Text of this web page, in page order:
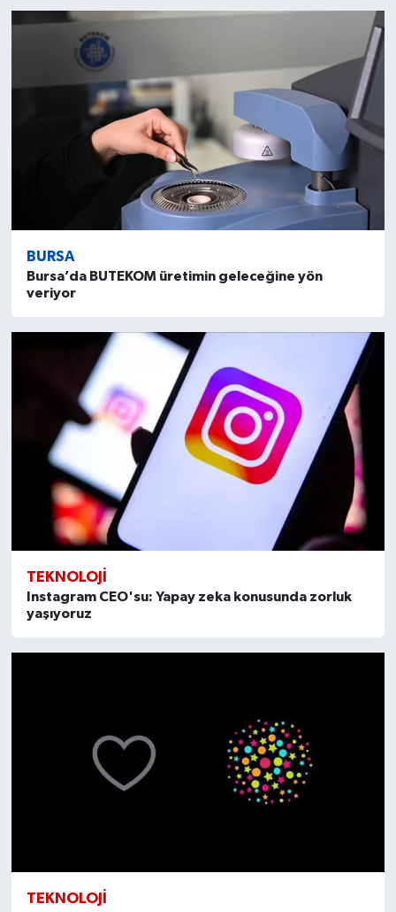
BURSA
Bursa’da BUTEKOM üretimin geleceğine yön
veriyor
TEKNOLOJI
Instagram CEO'su: Yapay zeka konusunda zorluk
yaşıyoruz
TEKNOLOJI